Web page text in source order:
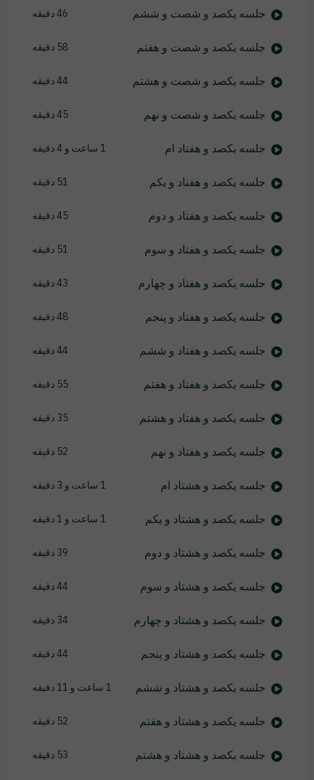
جلسه یکصد و شصت و ششم 46 دقیقه
جلسه یکصد و شصت و هفتم 58 دقیقه
جلسه یکصد و شصت و هشتم 44 دقیقه
جلسه یکصد و شصت و نهم 45 دقیقه
جلسه یکصد و هفتاد ام 1 ساعت و 4 دقیقه
جلسه یکصد و هفتاد و یکم 51 دقیقه
جلسه یکصد و هفتاد و دوم 45 دقیقه
جلسه یکصد و هفتاد و سوم 51 دقیقه
جلسه یکصد و هفتاد و چهارم 43 دقیقه
جلسه یکصد و هفتاد و پنجم 48 دقیقه
جلسه یکصد و هفتاد و ششم 44 دقیقه
جلسه یکصد و هفتاد و هفتم 55 دقیقه
جلسه یکصد و هفتاد و هشتم 35 دقیقه
جلسه یکصد و هفتاد و نهم 52 دقیقه
جلسه یکصد و هشتاد ام 1 ساعت و 3 دقیقه
جلسه یکصد و هشتاد و یکم 1 ساعت و 1 دقیقه
جلسه یکصد و هشتاد و دوم 39 دقیقه
جلسه یکصد و هشتاد و سوم 44 دقیقه
جلسه یکصد و هشتاد و چهارم 34 دقیقه
جلسه یکصد و هشتاد و پنجم 44 دقیقه
جلسه یکصد و هشتاد و ششم 1 ساعت و 11 دقیقه
جلسه یکصد و هشتاد و هفتم 52 دقیقه
جلسه یکصد و هشتاد و هشتم 53 دقیقه